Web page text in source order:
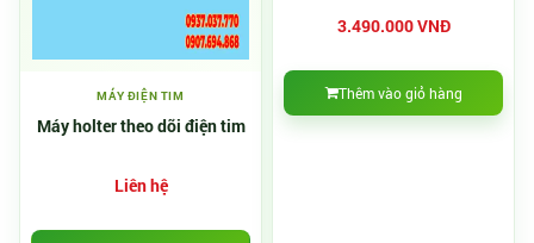
MÁY ĐIỆN TIM
Máy holter theo dõi điện tim
Liên hệ
3.490.000 VNĐ
Thêm vào giỏ hàng